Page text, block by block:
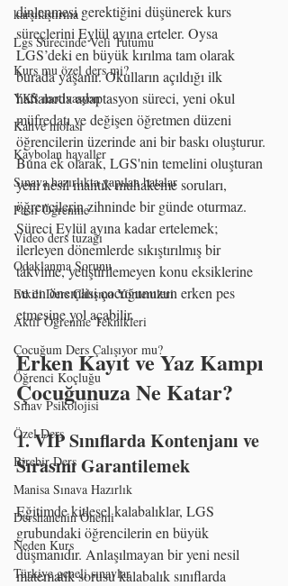
karşılaştırma
Lgs Sürecinde Veli Tutumu
Kurs mu özel ders mi?
YKS motivasyon
Kahve molası
Kaybolan hayaller
Sınava hazırlıkta yapılan hatalar
Pasif Öğrenme
Video ders tuzağı
Odaklanma Sorunu
Etkili Ders Çalışma Yöntemleri
Aktif Öğrenme Teknikleri
Çocuğum Ders Çalışıyor mu?
Öğrenci Koçluğu
Sınav Psikolojisi
Özel Ders
Birebir Ders
Manisa Sınava Hazırlık
Dershanenin Önemi
Neden Kurs
Türkiye geneli sınavlar
dinlenmesi gerektiğini düşünerek kurs
süreçlerini Eylül ayına erteler. Oysa
LGS’deki en büyük kırılma tam olarak
burada yaşanır. Okulların açıldığı ilk
haftalarda adaptasyon süreci, yeni okul
müfredatı ve değişen öğretmen düzeni
öğrencilerin üzerinde ani bir baskı oluşturur.
Buna ek olarak, LGS'nin temelini oluşturan
yeni nesil mantık muhakeme soruları,
öğrencilerin zihninde bir günde oturmaz.
Süreci Eylül ayına kadar ertelemek;
ilerleyen dönemlerde sıkıştırılmış bir
takvime, yetiştirilemeyen konu eksiklerine
ve en önemlisi çocuğunuzun erken pes
etmesine yol açabilir.
Erken Kayıt ve Yaz Kampı
Çocuğunuza Ne Katar?
1. VIP Sınıflarda Kontenjanı ve
Sırasını Garantilemek
Eğitimde kitlesel kalabalıklar, LGS
grubundaki öğrencilerin en büyük
düşmanıdır. Anlaşılmayan bir yeni nesil
matematik sorusu kalabalık sınıflarda